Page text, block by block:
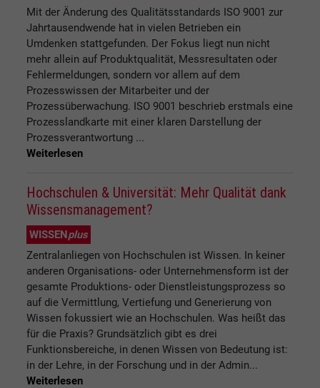
Mit der Änderung des Qualitätsstandards ISO 9001 zur
Jahrtausendwende hat in vielen Betrieben ein
Umdenken stattgefunden. Der Fokus liegt nun nicht
mehr allein auf Produktqualität, Messresultaten oder
Fehlermeldungen, sondern vor allem auf dem
Prozesswissen der Mitarbeiter und der
Prozessüberwachung. ISO 9001 beschrieb erstmals eine
Prozesslandkarte mit einer klaren Darstellung der
Prozessverantwortung ...
Weiterlesen
Hochschulen & Universität: Mehr Qualität dank
Wissensmanagement?
WISSENplus
Zentralanliegen von Hochschulen ist Wissen. In keiner
anderen Organisations- oder Unternehmensform ist der
gesamte Produktions- oder Dienstleistungsprozess so
auf die Vermittlung, Vertiefung und Generierung von
Wissen fokussiert wie an Hochschulen. Was heißt das
für die Praxis? Grundsätzlich gibt es drei
Funktionsbereiche, in denen Wissen von Bedeutung ist:
in der Lehre, in der Forschung und in der Admin...
Weiterlesen